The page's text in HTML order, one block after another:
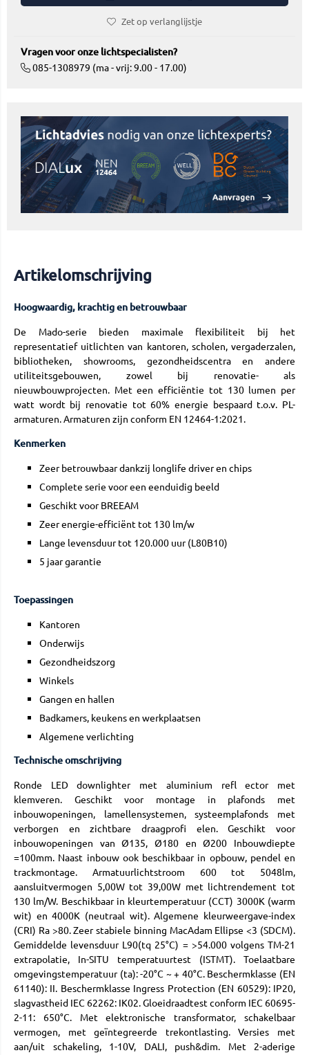
Zet op verlanglijstje
Vragen voor onze lichtspecialisten?
085-1308979 (ma - vrij: 9.00 - 17.00)
Artikelomschrijving
Hoogwaardig, krachtig en betrouwbaar
De Mado-serie bieden maximale flexibiliteit bij het
representatief uitlichten van kantoren, scholen, vergaderzalen,
bibliotheken, showrooms, gezondheidscentra en andere
utiliteitsgebouwen, zowel bij renovatie- als
nieuwbouwprojecten. Met een efficiëntie tot 130 lumen per
watt wordt bij renovatie tot 60% energie bespaard t.o.v. PL-
armaturen. Armaturen zijn conform EN 12464-1:2021.
Kenmerken
Zeer betrouwbaar dankzij longlife driver en chips
Complete serie voor een eenduidig beeld
Geschikt voor BREEAM
Zeer energie-efficiënt tot 130 lm/w
Lange levensduur tot 120.000 uur (L80B10)
5 jaar garantie
Toepassingen
Kantoren
Onderwijs
Gezondheidszorg
Winkels
Gangen en hallen
Badkamers, keukens en werkplaatsen
Algemene verlichting
Technische omschrijving
Ronde LED downlighter met aluminium refl ector met
klemveren. Geschikt voor montage in plafonds met
inbouwopeningen, lamellensystemen, systeemplafonds met
verborgen en zichtbare draagprofi elen. Geschikt voor
inbouwopeningen van Ø135, Ø180 en Ø200 Inbouwdiepte
=100mm. Naast inbouw ook beschikbaar in opbouw, pendel en
trackmontage. Armatuurlichtstroom 600 tot 5048lm,
aansluitvermogen 5,00W tot 39,00W met lichtrendement tot
130 lm/W. Beschikbaar in kleurtemperatuur (CCT) 3000K (warm
wit) en 4000K (neutraal wit). Algemene kleurweergave-index
(CRI) Ra >80. Zeer stabiele binning MacAdam Ellipse <3 (SDCM).
Gemiddelde levensduur L90(tq 25°C) = >54.000 volgens TM-21
extrapolatie, In-SITU temperatuurtest (ISTMT). Toelaatbare
omgevingstemperatuur (ta): -20°C ~ + 40°C. Beschermklasse (EN
61140): II. Beschermklasse Ingress Protection (EN 60529): IP20,
slagvastheid IEC 62262: IK02. Gloeidraadtest conform IEC 60695-
2-11: 650°C. Met elektronische transformator, schakelbaar
vermogen, met geïntegreerde trekontlasting. Versies met
aan/uit schakeling, 1-10V, DALI, push&dim. Met 2-aderige